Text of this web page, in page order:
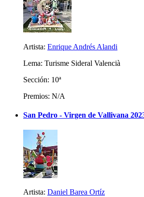
Artista: Enrique Andrés Alandi
Lema: Turisme Sideral Valencià
Sección: 10ª
Premios: N/A
San Pedro - Virgen de Vallivana
Artista: Daniel Barea Ortíz